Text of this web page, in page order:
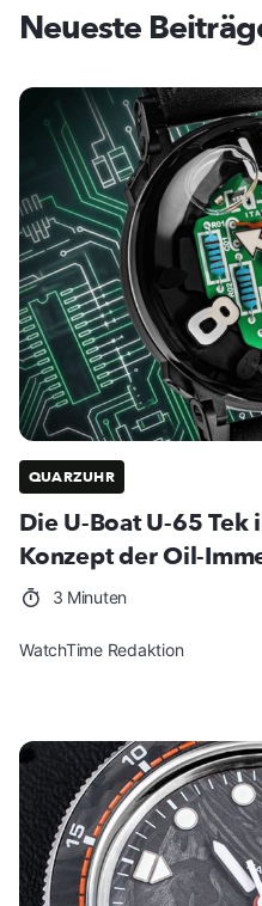
Neueste
QUARZUHR
Die U-Boat U-65
Konzept der Oil-
3 Minuten
WatchTime Redaktion